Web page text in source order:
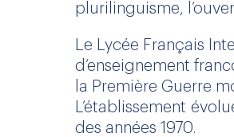
plurilinguisme,
Le Lycée Français
d’enseignement
la Première Guerre
L’établissement
des années 1970.